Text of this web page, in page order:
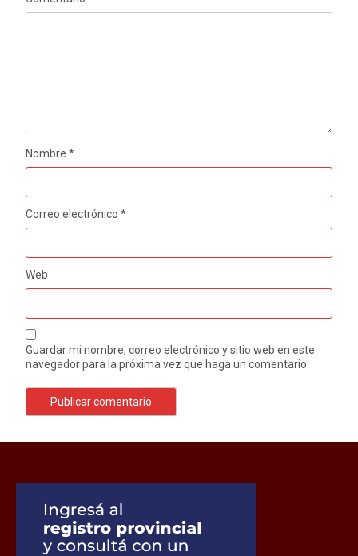
Nombre*
Correo electrónico*
Web
Guardar mi nombre, correo electrónico y sitio web en este
navegador para la próxima vez que haga un comentario.